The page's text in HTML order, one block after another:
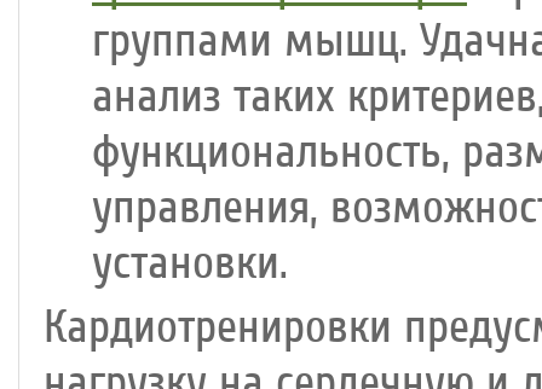
группами мышц.
анализ таких
функциональность,
управления,
установки.
Кардиотренировки